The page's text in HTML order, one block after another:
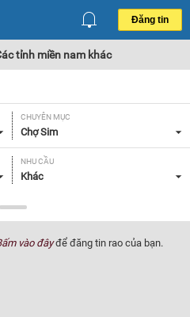
Đăng tin
tỉnh miền nam khác
CHUYÊN MỤC
Chợ Sim
NHU CẦU
Khác
vào đâyđể đăng tin rao của bạn.